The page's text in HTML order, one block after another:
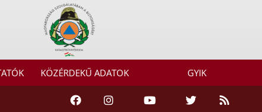
KÖZÉRDEKŰ ADATOK GYIK